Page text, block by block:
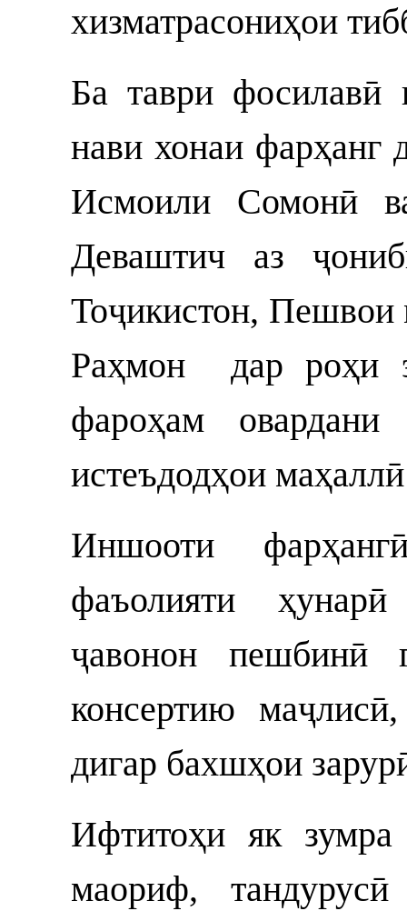
хизматрасониҳои
Ба таври фосилавӣ
нави хонаи фарҳанг
Исмоили Сомонӣ
Деваштич аз
Тоҷикистон,
Раҳмон дар роҳи
фароҳам
истеъдодҳои
Иншооти
фаъолияти
ҷавонон пешбинӣ
консертию
дигар бахшҳои
Ифтитоҳи як зумра
маориф,